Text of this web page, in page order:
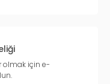
olmak için e-